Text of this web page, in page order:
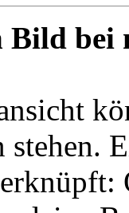
bei
stehen.